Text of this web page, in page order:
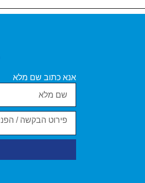
אנא כתוב שם מלא